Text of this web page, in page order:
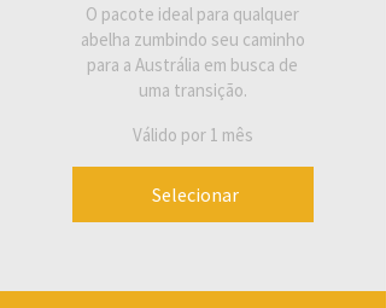
O pacote ideal para qualquer
abelha zumbindo seu caminho
para a Austrália em busca de
uma transição.
Válido por 1 mês
Selecionar